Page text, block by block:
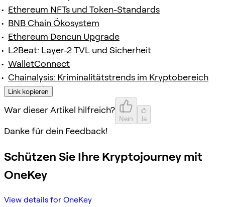
Ethereum NFTs und Token-Standards
BNB Chain Ökosystem
Ethereum Dencun Upgrade
L2Beat: Layer-2 TVL und Sicherheit
WalletConnect
Chainalysis: Kriminalitätstrends im Kryptobereich
Link kopieren
War dieser Artikel hilfreich?
Nein Ja
Danke für dein Feedback!
Schützen Sie Ihre Kryptojourney mit
OneKey
View details for OneKey